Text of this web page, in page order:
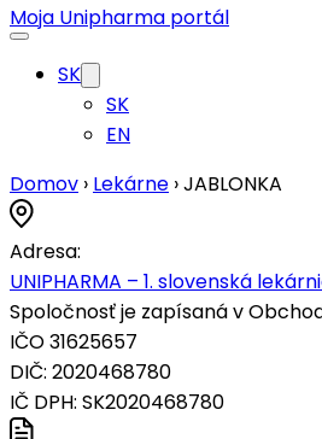
Moja Unipharma portál
SK
SK
EN
Domov › Lekárne ›JABLONKA
Adresa:
UNIPHARMA – 1. slovenská
Spoločnosť je zapísaná v
IČO 31625657
DIČ: 2020468780
IČ DPH: SK2020468780